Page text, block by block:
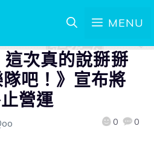
MENU
這次真的說掰掰
吧！》宣布將
營運
0 0